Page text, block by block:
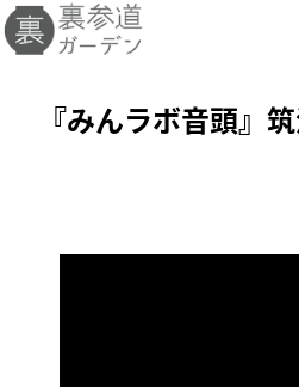
『みんラボ音頭』